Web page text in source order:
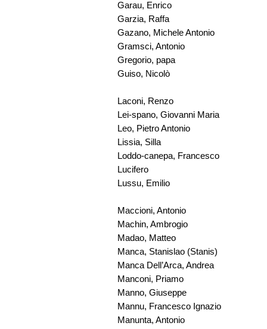
Garau, Enrico
Garzia, Raffa
Gazano, Michele Antonio
Gramsci, Antonio
Gregorio, papa
Guiso, Nicolò
Laconi, Renzo
Lei-spano, Giovanni Maria
Leo, Pietro Antonio
Lissia, Silla
Loddo-canepa, Francesco
Lucifero
Lussu, Emilio
Maccioni, Antonio
Machin, Ambrogio
Madao, Matteo
Manca, Stanislao (Stanis)
Manca Dell’Arca, Andrea
Manconi, Priamo
Manno, Giuseppe
Mannu, Francesco Ignazio
Manunta, Antonio